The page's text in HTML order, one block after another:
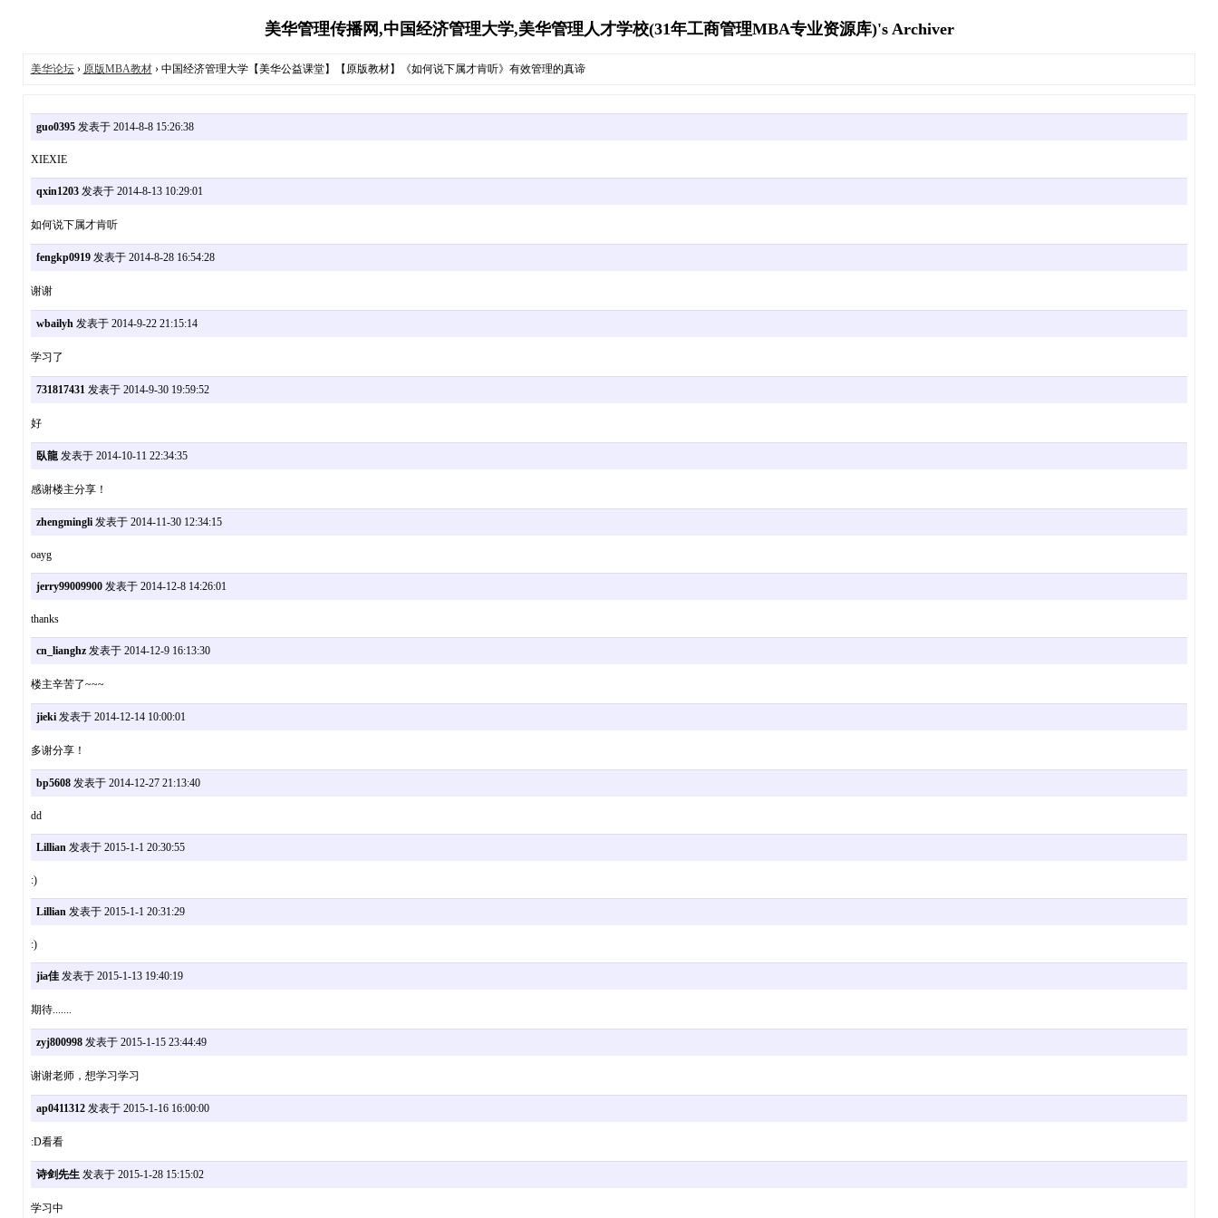
美华管理传播网,中国经济管理大学,美华管理人才学校(31年工商管理MBA专业资源库)'s Archiver
美华论坛› 原版MBA教材› 中国经济管理大学【美华公益课堂】【原版教材】《如何说下属才肯听》有效管理的真谛
guo0395发表于 2014-8-8 15:26:38
XIEXIE
qxin1203发表于 2014-8-13 10:29:01
如何说下属才肯听
fengkp0919发表于 2014-8-28 16:54:28
谢谢
wbailyh发表于 2014-9-22 21:15:14
学习了
731817431发表于 2014-9-30 19:59:52
好
臥龍发表于 2014-10-11 22:34:35
感谢楼主分享！
zhengmingli发表于 2014-11-30 12:34:15
oayg
jerry99009900发表于 2014-12-8 14:26:01
thanks
cn_lianghz发表于 2014-12-9 16:13:30
楼主辛苦了~~~
jieki发表于 2014-12-14 10:00:01
多谢分享！
bp5608发表于 2014-12-27 21:13:40
dd
Lillian发表于 2015-1-1 20:30:55
:)
Lillian发表于 2015-1-1 20:31:29
:)
jia佳发表于 2015-1-13 19:40:19
期待.......
zyj800998发表于 2015-1-15 23:44:49
谢谢老师，想学习学习
ap0411312发表于 2015-1-16 16:00:00
:D看看
诗剑先生发表于 2015-1-28 15:15:02
学习中